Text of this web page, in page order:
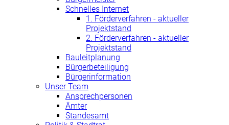
Schnelles Internet
1. Förderverfahren - aktueller
Projektstand
2. Förderverfahren - aktueller
Projektstand
Bauleitplanung
Bürgerbeteiligung
Bürgerinformation
Unser Team
Ansprechpersonen
Ämter
Standesamt